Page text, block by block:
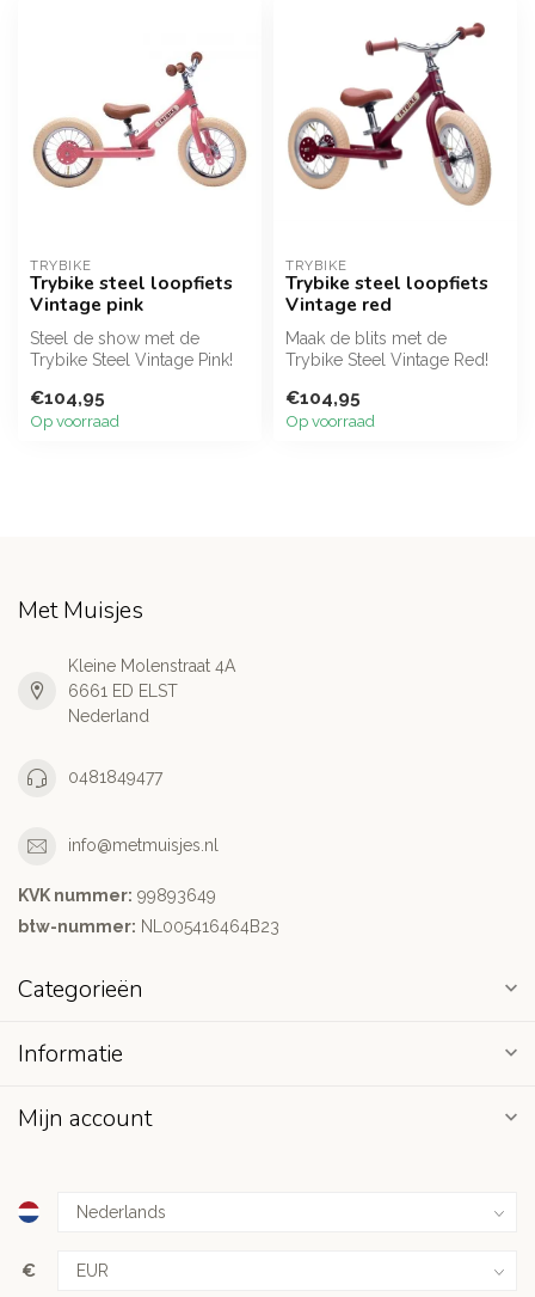
TRYBIKE
Trybike steel loopfiets
Vintage pink
Steel de show met de
Trybike Steel Vintage Pink!
oudroze ...
€104,95
Op voorraad
TRYBIKE
Trybike steel loopfiets
Vintage red
Maak de blits met de
Trybike Steel Vintage Red!
loop...
€104,95
Op voorraad
Met Muisjes
Kleine Molenstraat 4A
6661 ED ELST
Nederland
0481849477
info@metmuisjes.nl
KVK nummer: 99893649
btw-nummer: NL005416464B23
Categorieën
Informatie
Mijn account
€